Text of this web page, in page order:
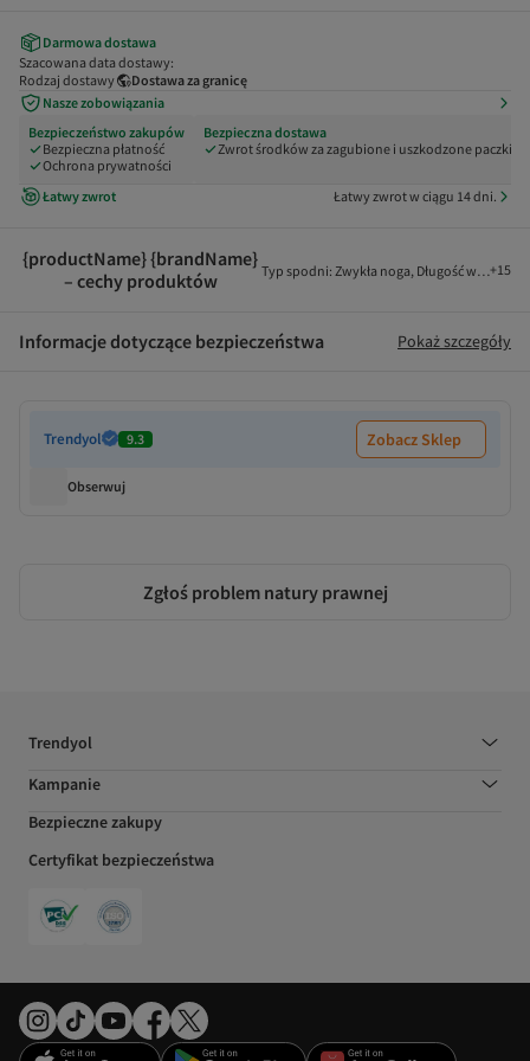
Darmowa dostawa
Szacowana data dostawy:
Rodzaj dostawy
Dostawa za granicę
Nasze zobowiązania
Bezpieczeństwo zakupów
Bezpieczna płatność
Ochrona prywatności
Bezpieczna dostawa
Zwrot środków za zagubione i uszkodzone paczki
Łatwy zwrot Łatwy zwrot w ciągu 14 dni.
{productName} {brandName}
– cechy produktów
Typ spodni: Zwykła noga, Długość +15
Informacje dotyczące bezpieczeństwa Pokaż szczegóły
Trendyol 9.3 Zobacz Sklep
Obserwuj
Zgłoś problem natury prawnej
Trendyol
Kampanie
Bezpieczne zakupy
Certyfikat bezpieczeństwa